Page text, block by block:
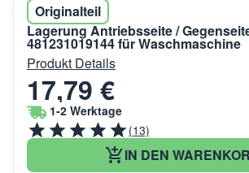
Originalteil
Lagerung Antriebsseite /
481231019144 für Waschmaschine
Produkt Details
17,79 €
1-2 Werktage
(13)
IN DEN